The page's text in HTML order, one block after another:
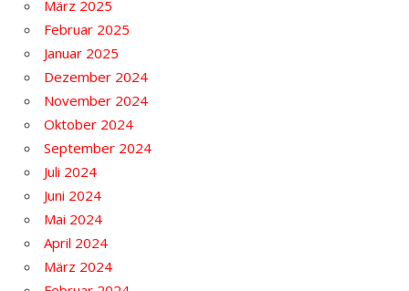
März 2025
Februar 2025
Januar 2025
Dezember 2024
November 2024
Oktober 2024
September 2024
Juli 2024
Juni 2024
Mai 2024
April 2024
März 2024